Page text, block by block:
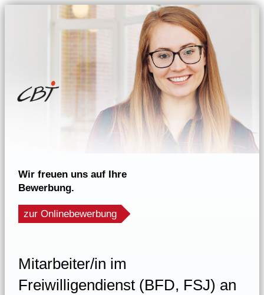
Wir freuen uns auf Ihre
Bewerbung.
zur Onlinebewerbung
Mitarbeiter/in im
Freiwilligendienst (BFD, FSJ) an